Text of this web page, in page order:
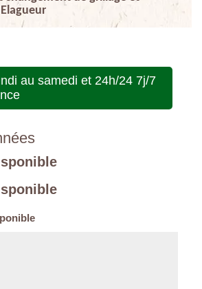
au samedi et 24h/24 7j/7